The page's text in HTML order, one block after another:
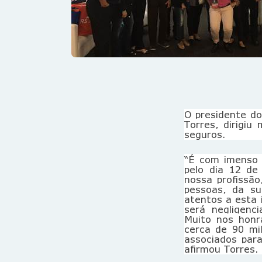
O presidente
Torres, dirigiu
seguros.
“É com
pelo dia 12
nossa
pessoas, da
atentos a esta
será
Muito nos
cerca de 90
associados
afirmou Torres.